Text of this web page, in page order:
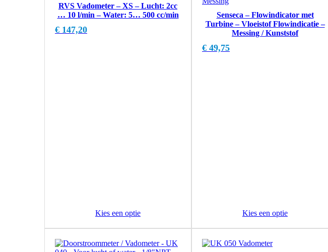
RVS Vadometer – XS – Lucht: 2cc
… 10 l/min – Water: 5… 500 cc/min
€ 147,20
Kies een optie
Senseca – Flowindicator met
Turbine – Vloeistof Flowindicatie –
Messing / Kunststof
€ 49,75
Kies een optie